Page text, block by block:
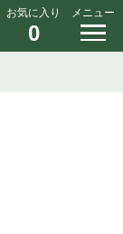
お気に入り
0
メニュー